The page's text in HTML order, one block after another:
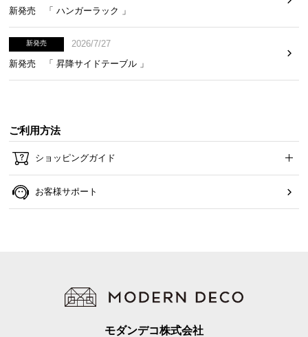
新発売 「 ハンガーラック 」
新発売
2026/7/27
新発売 「 昇降サイドテーブル 」
ご利用方法
ショッピングガイド
お客様サポート
モダンデコ株式会社